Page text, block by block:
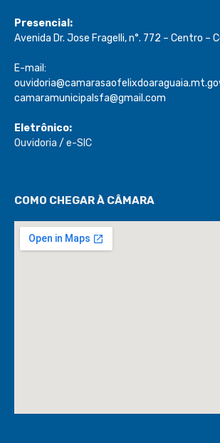
Presencial:
Avenida Dr. Jose Fragelli, n°. 772 – Centro –
E-mail:
camaramunicipalsfa@gmail.com
Eletrônico:
Ouvidoria / e-SIC
COMO CHEGAR À CÂMARA